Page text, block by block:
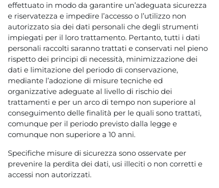
effettuato in modo da garantire un’adeguata sicurezza
e riservatezza e impedire l’accesso o l’utilizzo non
autorizzato sia dei dati personali che degli strumenti
impiegati per il loro trattamento. Pertanto, tutti i dati
personali raccolti saranno trattati e conservati nel pieno
rispetto dei principi di necessità, minimizzazione dei
dati e limitazione del periodo di conservazione,
mediante l’adozione di misure tecniche ed
organizzative adeguate al livello di rischio dei
trattamenti e per un arco di tempo non superiore al
conseguimento delle finalità per le quali sono trattati,
comunque per il periodo previsto dalla legge e
comunque non superiore a 10 anni.
Specifiche misure di sicurezza sono osservate per
prevenire la perdita dei dati, usi illeciti o non corretti e
accessi non autorizzati.